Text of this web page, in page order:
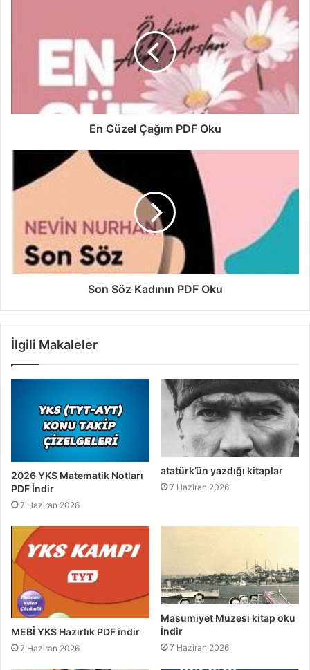
En Güzel Çağım PDF Oku
Son Söz Kadının PDF Oku
İlgili Makaleler
2026 YKS Matematik Notları
PDF İndir
7 Haziran 2026
atatürk’ün yazdığı kitaplar
7 Haziran 2026
MEBİ YKS Hazırlık PDF indir
7 Haziran 2026
Masumiyet Müzesi kitap oku
İndir
7 Haziran 2026